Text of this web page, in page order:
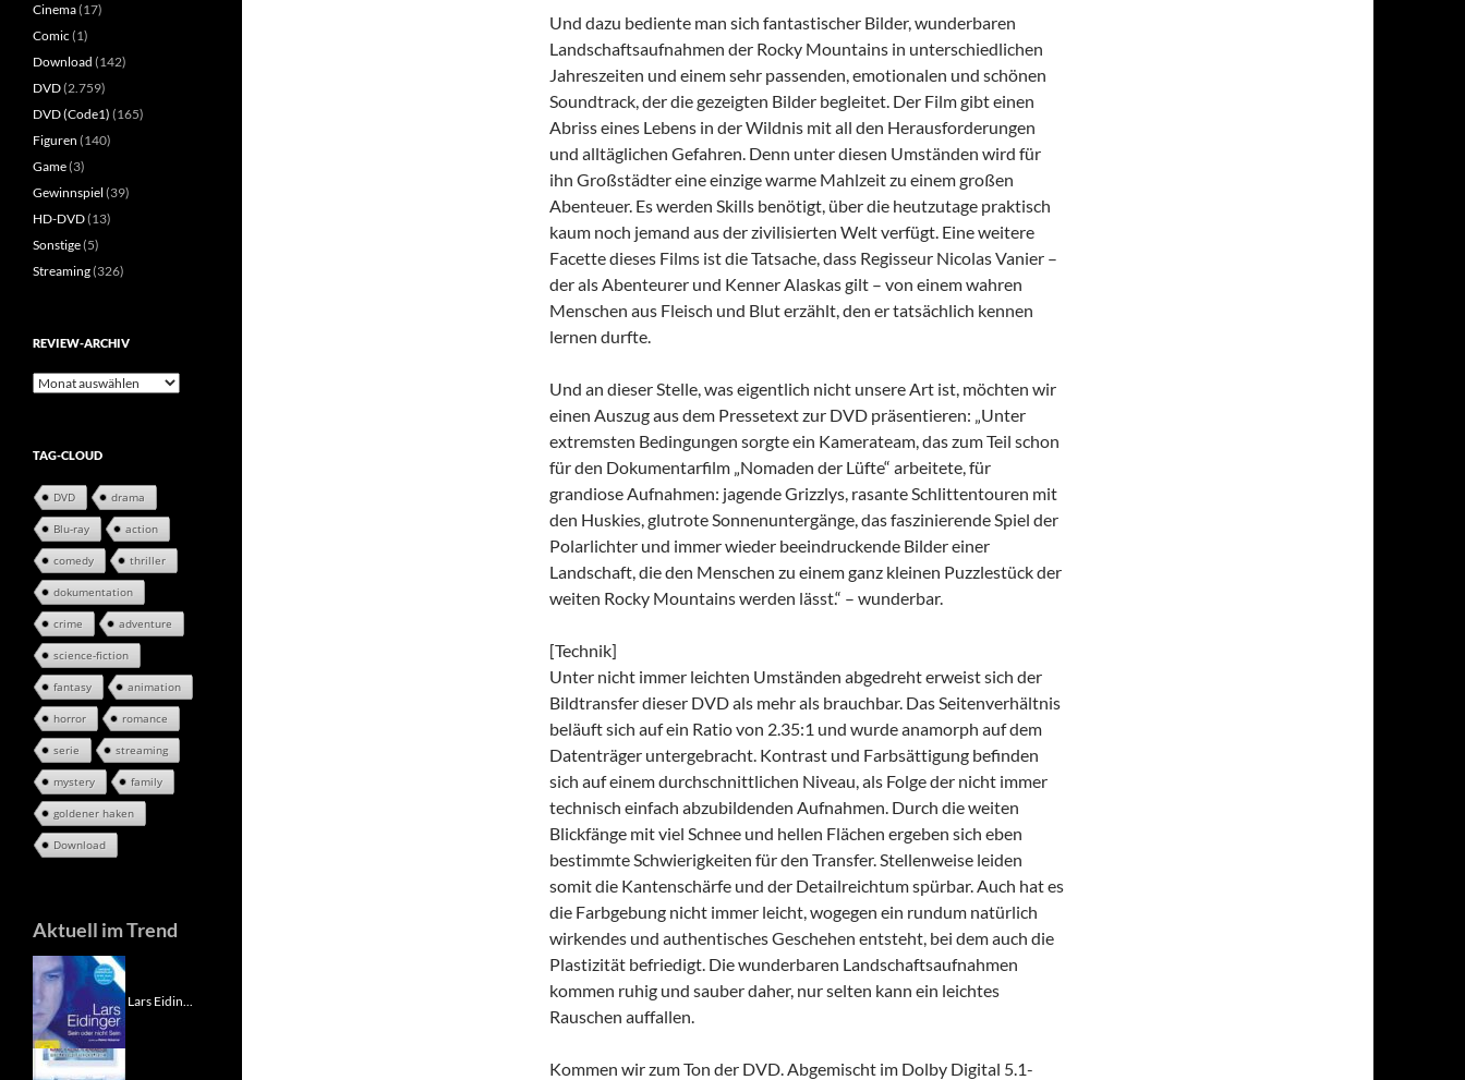
Und dazu bediente man sich fantastischer Bilder, wunderbaren
Landschaftsaufnahmen der Rocky Mountains in unterschiedlichen
Jahreszeiten und einem sehr passenden, emotionalen und schönen
Soundtrack, der die gezeigten Bilder begleitet. Der Film gibt einen
Abriss eines Lebens in der Wildnis mit all den Herausforderungen
und alltäglichen Gefahren. Denn unter diesen Umständen wird für
ihn Großstädter eine einzige warme Mahlzeit zu einem großen
Abenteuer. Es werden Skills benötigt, über die heutzutage praktisch
kaum noch jemand aus der zivilisierten Welt verfügt. Eine weitere
Facette dieses Films ist die Tatsache, dass Regisseur Nicolas Vanier –
der als Abenteurer und Kenner Alaskas gilt – von einem wahren
Menschen aus Fleisch und Blut erzählt, den er tatsächlich kennen
lernen durfte.
Und an dieser Stelle, was eigentlich nicht unsere Art ist, möchten wir
einen Auszug aus dem Pressetext zur DVD präsentieren: „Unter
extremsten Bedingungen sorgte ein Kamerateam, das zum Teil schon
für den Dokumentarfilm „Nomaden der Lüfte“ arbeitete, für
grandiose Aufnahmen: jagende Grizzlys, rasante Schlittentouren mit
den Huskies, glutrote Sonnenuntergänge, das faszinierende Spiel der
Polarlichter und immer wieder beeindruckende Bilder einer
Landschaft, die den Menschen zu einem ganz kleinen Puzzlestück der
weiten Rocky Mountains werden lässt.“ – wunderbar.
[Technik]
Unter nicht immer leichten Umständen abgedreht erweist sich der
Bildtransfer dieser DVD als mehr als brauchbar. Das Seitenverhältnis
beläuft sich auf ein Ratio von 2.35:1 und wurde anamorph auf dem
Datenträger untergebracht. Kontrast und Farbsättigung befinden
sich auf einem durchschnittlichen Niveau, als Folge der nicht immer
technisch einfach abzubildenden Aufnahmen. Durch die weiten
Blickfänge mit viel Schnee und hellen Flächen ergeben sich eben
bestimmte Schwierigkeiten für den Transfer. Stellenweise leiden
somit die Kantenschärfe und der Detailreichtum spürbar. Auch hat es
die Farbgebung nicht immer leicht, wogegen ein rundum natürlich
wirkendes und authentisches Geschehen entsteht, bei dem auch die
Plastizität befriedigt. Die wunderbaren Landschaftsaufnahmen
kommen ruhig und sauber daher, nur selten kann ein leichtes
Rauschen auffallen.
Kommen wir zum Ton der DVD. Abgemischt im Dolby Digital 5.1-
Cinema(17)
Comic (1)
Download (142)
DVD(2.759)
DVD (Code1) (165)
Figuren (140)
Game(3)
Gewinnspiel (39)
HD-DVD(13)
Sonstige(5)
Streaming(326)
REVIEW-ARCHIV
Review-
TAG-CLOUD
DVD drama
Blu-ray action
comedy thriller
dokumentation
crime adventure
science-fiction
fantasy animation
horror romance
serie streaming
mystery family
goldener haken
Download
Aktuell im Trend
Lars Eidin...